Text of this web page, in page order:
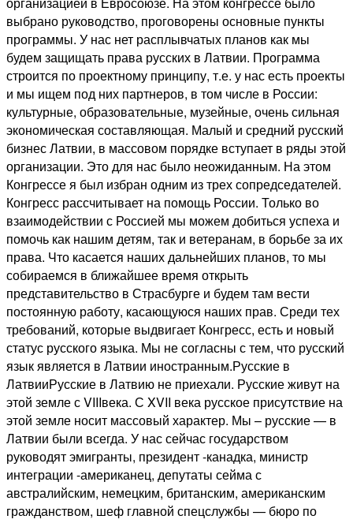
выбрано руководство, проговорены основные пункты
программы. У нас нет расплывчатых планов как мы
будем защищать права русских в Латвии. Программа
строится по проектному принципу, т.е. у нас есть проекты
и мы ищем под них партнеров, в том числе в России:
культурные, образовательные, музейные, очень сильная
экономическая составляющая. Малый и средний русский
бизнес Латвии, в массовом порядке вступает в ряды этой
организации. Это для нас было неожиданным. На этом
Конгрессе я был избран одним из трех сопредседателей.
Конгресс рассчитывает на помощь России. Только во
взаимодействии с Россией мы можем добиться успеха и
помочь как нашим детям, так и ветеранам, в борьбе за их
права. Что касается наших дальнейших планов, то мы
собираемся в ближайшее время открыть
представительство в Страсбурге и будем там вести
постоянную работу, касающуюся наших прав. Среди тех
требований, которые выдвигает Конгресс, есть и новый
статус русского языка. Мы не согласны с тем, что русский
язык является в Латвии иностранным.Русские в
ЛатвииРусские в Латвию не приехали. Русские живут на
этой земле с VIIIвека. С XVII века русское присутствие на
этой земле носит массовый характер. Мы – русские — в
Латвии были всегда. У нас сейчас государством
руководят эмигранты, президент -канадка, министр
интеграции -американец, депутаты сейма с
австралийским, немецким, британским, американским
гражданством, шеф главной спецслужбы — бюро по